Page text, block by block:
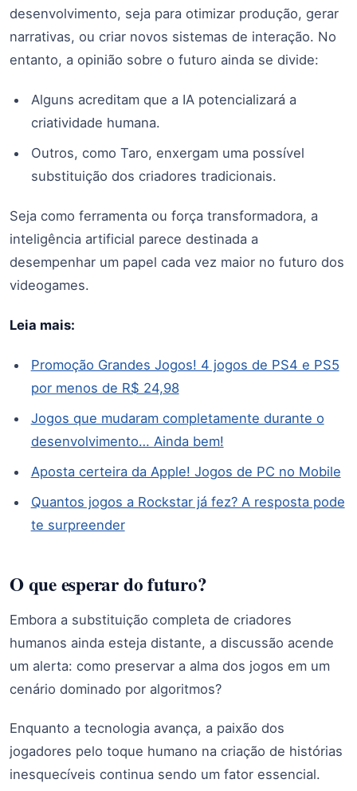
desenvolvimento, seja para otimizar produção, gerar
narrativas, ou criar novos sistemas de interação. No
entanto, a opinião sobre o futuro ainda se divide:
Alguns acreditam que a IA potencializará a
criatividade humana.
Outros, como Taro, enxergam uma possível
substituição dos criadores tradicionais.
Seja como ferramenta ou força transformadora, a
inteligência artificial parece destinada a
desempenhar um papel cada vez maior no futuro dos
videogames.
Leia mais:
Promoção Grandes Jogos! 4 jogos de PS4 e PS5
por menos de R$ 24,98
Jogos que mudaram completamente durante o
desenvolvimento… Ainda bem!
Aposta certeira da Apple! Jogos de PC no Mobile
Quantos jogos a Rockstar já fez? A resposta pode
te surpreender
O que esperar do futuro?
Embora a substituição completa de criadores
humanos ainda esteja distante, a discussão acende
um alerta: como preservar a alma dos jogos em um
cenário dominado por algoritmos?
Enquanto a tecnologia avança, a paixão dos
jogadores pelo toque humano na criação de histórias
inesquecíveis continua sendo um fator essencial.